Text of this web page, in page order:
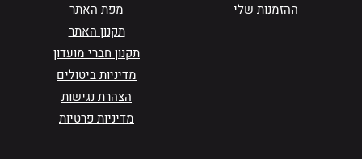
ההזמנות שלי
מפת האתר
תקנון האתר
תקנון חברי מועדון
מדיניות ביטולים
הצהרת נגישות
מדיניות פרטיות